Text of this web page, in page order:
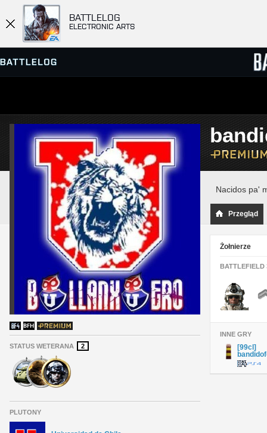
BATTLELOG
ELECTRONIC ARTS
PRZEGLĄDARKA SERWERÓW
GRY
STATUS WETERANA 2
PLUTONY
Nacidos pa'
Przegląd
Żołnierze
BATTLEFIELD
INNE GRY
[99cl]